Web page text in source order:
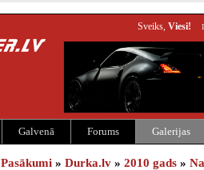
Sveiks, Viesi!
Galvenā Forums Galerijas
Pasākumi » Durka.lv » 2010 gads »